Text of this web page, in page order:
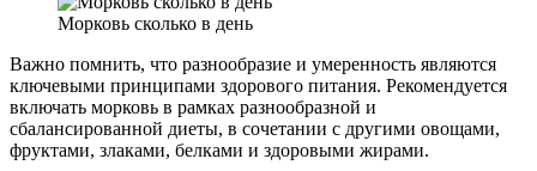
Морковь сколько в день
Важно помнить, что разнообразие и умеренность являются
ключевыми принципами здорового питания. Рекомендуется
включать морковь в рамках разнообразной и
сбалансированной диеты, в сочетании с другими овощами,
фруктами, злаками, белками и здоровыми жирами.